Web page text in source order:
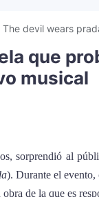
The devil wears
que
musical
sorprendió al
). Durante el
de la que es